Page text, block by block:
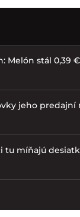
stál 0,39
jeho predajní
tu míňajú